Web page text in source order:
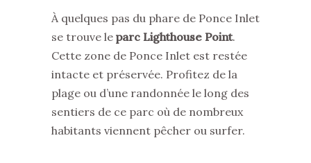
À quelques pas du phare de Ponce Inlet
se trouve le parc Lighthouse Point.
Cette zone de Ponce Inlet est restée
intacte et préservée. Profitez de la
plage ou d’une randonnée le long des
sentiers de ce parc où de nombreux
habitants viennent pêcher ou surfer.